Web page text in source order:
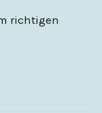
richtigen